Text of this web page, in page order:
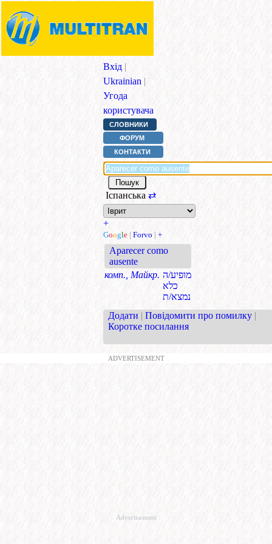
Вхід |
Ukrainian |
Угода
користувача
СЛОВНИКИ
ФОРУМ
КОНТАКТИ
Іспанська ⇄
+
Google | Forvo | +
Aparecer como
ausente
комп., Майкр. מופיע/ה
כלא
נמצא/ת
Додати | Повідомити про помилку |
Коротке посилання
ADVERTISEMENT
Advertisement